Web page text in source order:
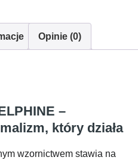
Opinie (0)
–
który działa
wzornictwem stawia na